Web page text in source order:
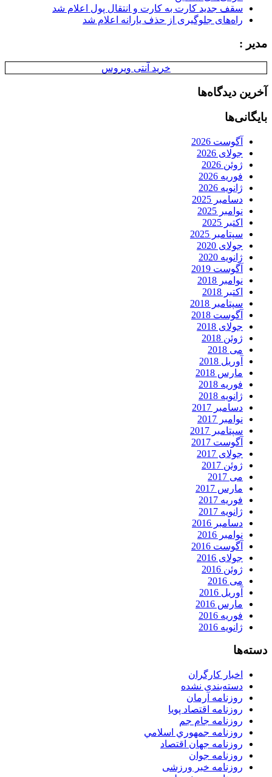
سقف جدید کارت به کارت و انتقال پول اعلام شد
راه‌های جلوگیری از حذف یارانه اعلام شد
مدیر :
خرید آنتی ویروس
آخرین دیدگاه‌ها
بایگانی‌ها
آگوست 2026
جولای 2026
ژوئن 2026
فوریه 2026
ژانویه 2026
دسامبر 2025
نوامبر 2025
اکتبر 2025
سپتامبر 2025
جولای 2020
ژانویه 2020
آگوست 2019
نوامبر 2018
اکتبر 2018
سپتامبر 2018
آگوست 2018
جولای 2018
ژوئن 2018
می 2018
آوریل 2018
مارس 2018
فوریه 2018
ژانویه 2018
دسامبر 2017
نوامبر 2017
سپتامبر 2017
آگوست 2017
جولای 2017
ژوئن 2017
می 2017
مارس 2017
فوریه 2017
ژانویه 2017
دسامبر 2016
نوامبر 2016
آگوست 2016
جولای 2016
ژوئن 2016
می 2016
آوریل 2016
مارس 2016
فوریه 2016
ژانویه 2016
دسته‌ها
اخبار کارگران
دسته‌بندی نشده
روزنامه آرمان
روزنامه اقتصاد پویا
روزنامه جام جم
روزنامه جمهوري اسلامي
روزنامه جهان اقتصاد
روزنامه جوان
روزنامه خبر ورزشى